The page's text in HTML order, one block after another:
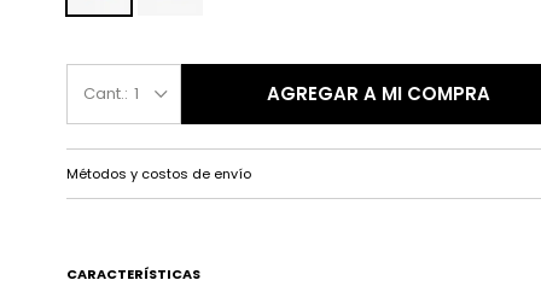
1 AGREGAR A MI COMPRA
Métodos y costos de envío
CARACTERÍSTICAS